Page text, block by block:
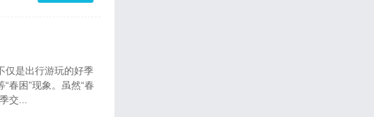
是出行游玩的好季
春困”现象。虽然“春
交...